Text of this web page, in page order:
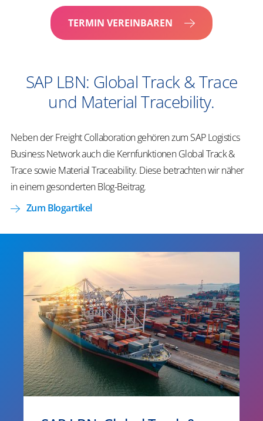
TERMIN VEREINBAREN
SAP LBN: Global Track & Trace
und Material Tracebility.
Neben der Freight Collaboration gehören zum SAP Logistics
Business Network auch die Kernfunktionen Global Track &
Trace sowie Material Traceability. Diese betrachten wir näher
in einem gesonderten Blog-Beitrag.
Zum Blogartikel